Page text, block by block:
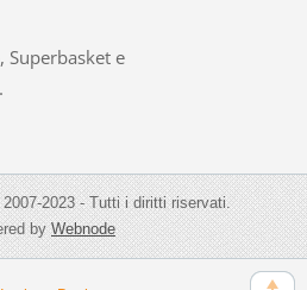
Superbasket e
2023 - Tutti i diritti riservati.
byWebnode